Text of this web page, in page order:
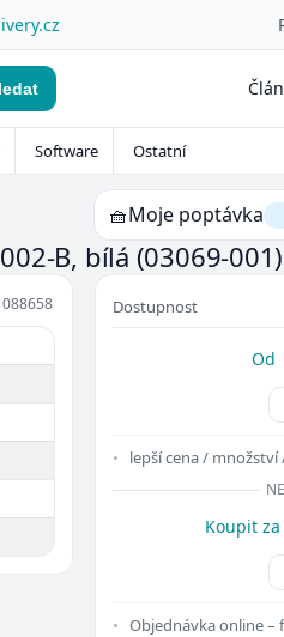
Software Ostatní
🧺Moje poptávka
B, bílá (03069-001)
Dostupnost
Od
lepší cena /
Koupit za
Objednávka online –